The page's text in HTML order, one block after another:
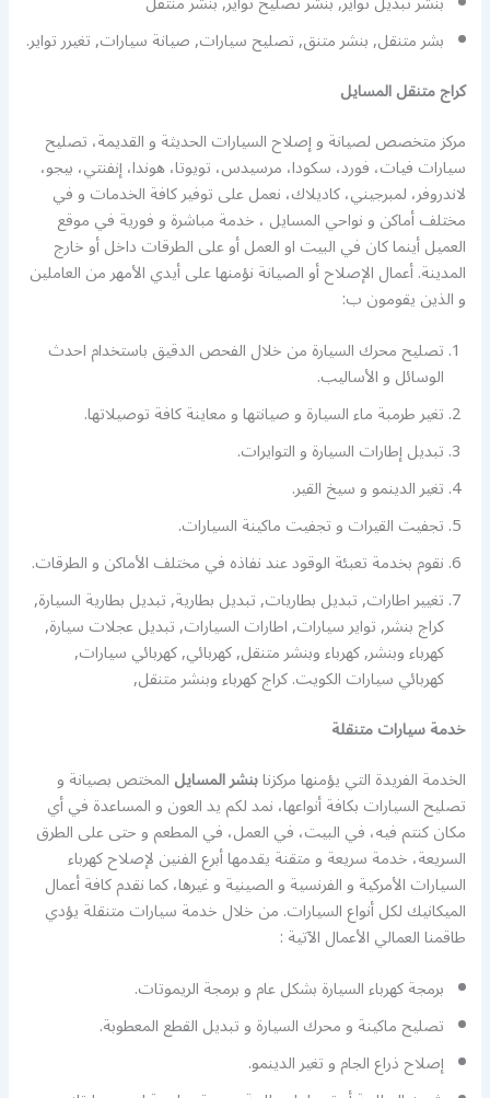
بشر متنقل, بنشر متنق, تصليح سيارات, صيانة سيارات, تغيرر تواير.
كراج متنقل المسايل
مركز متخصص لصيانة و إصلاح السيارات الحديثة و القديمة، تصليح
سيارات فيات، فورد، سكودا، مرسيدس، تويوتا، هوندا، إنفنتي، بيجو،
لاندروفر، لمبرجيني، كاديلاك، نعمل على توفير كافة الخدمات و في
مختلف أماكن و نواحي المسايل ، خدمة مباشرة و فورية في موقع
العميل أينما كان في البيت او العمل أو على الطرقات داخل أو خارج
المدينة. أعمال الإصلاح أو الصيانة نؤمنها على أيدي الأمهر من العاملين
و الذين يقومون ب:
تصليح محرك السيارة من خلال الفحص الدقيق باستخدام احدث
الوسائل و الأساليب.
تغير طرمبة ماء السيارة و صيانتها و معاينة كافة توصيلاتها.
تبديل إطارات السيارة و التوايرات.
تغير الدينمو و سيخ القير.
تجفيت القيرات و تجفيت ماكينة السيارات.
نقوم بخدمة تعبئة الوقود عند نفاذه في مختلف الأماكن و الطرقات.
تغيير اطارات, تبديل بطاريات, تبديل بطارية, تبديل بطارية السيارة,
كراج بنشر, تواير سيارات, اطارات السيارات, تبديل عجلات سيارة,
كهرباء وبنشر, كهرباء وبنشر متنقل, كهربائي, كهربائي سيارات,
كهربائي سيارات الكويت. كراج كهرباء وبنشر متنقل,
خدمة سيارات متنقلة
الخدمة الفريدة التي يؤمنها مركزنابنشر المسايلالمختص بصيانة و
تصليح السيارات بكافة أنواعها، نمد لكم يد العون و المساعدة في أي
مكان كنتم فيه، في البيت، في العمل، في المطعم و حتى على الطرق
السريعة، خدمة سريعة و متقنة يقدمها أبرع الفنين لإصلاح كهرباء
السيارات الأمركية و الفرنسية و الصينية و غيرها، كما نقدم كافة أعمال
الميكانيك لكل أنواع السيارات. من خلال خدمة سيارات متنقلة يؤدي
طاقمنا العمالي الأعمال الآتية :
برمجة كهرباء السيارة بشكل عام و برمجة الريموتات.
تصليح ماكينة و محرك السيارة و تبديل القطع المعطوبة.
إصلاح ذراع الجام و تغير الدينمو.